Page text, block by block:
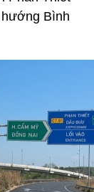
hướng Bình